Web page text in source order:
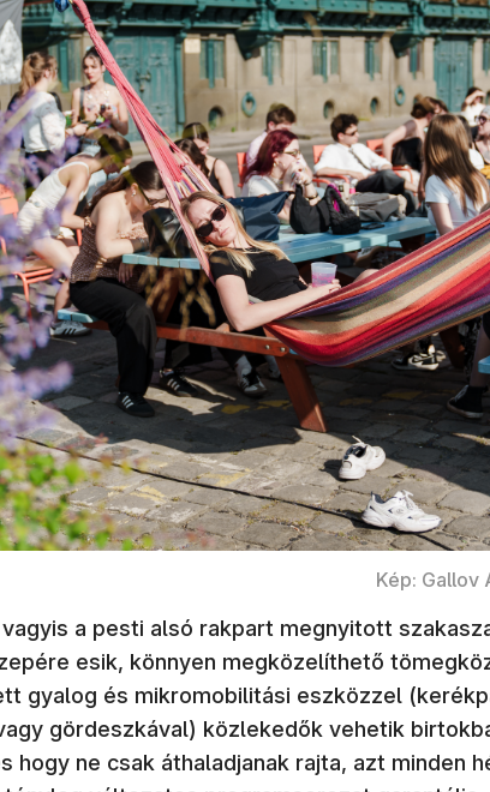
Kép: Gallov
a pesti alsó rakpart megnyitott
esik, könnyen megközelíthető
gyalog és mikromobilitási eszközzel
gördeszkával) közlekedők vehetik
hogy ne csak áthaladjanak rajta, azt minden